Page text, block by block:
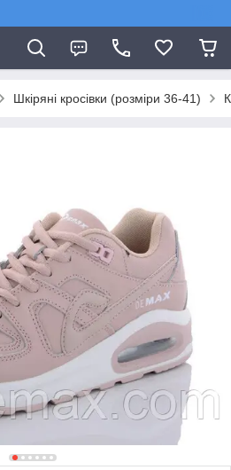
Шкіряні кросівки (розміри 36-41)